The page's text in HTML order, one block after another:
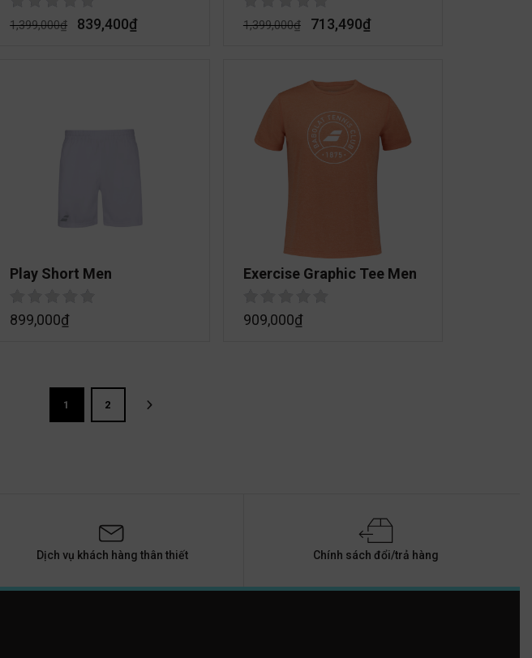
1,399,000₫ 839,400₫ 1,399,000₫ 713,490₫
Play Short Men
899,000₫
Exercise Graphic Tee Men
909,000₫
1 2
Dịch vụ khách hàng thân thiết Chính sách đổi/trả hàng